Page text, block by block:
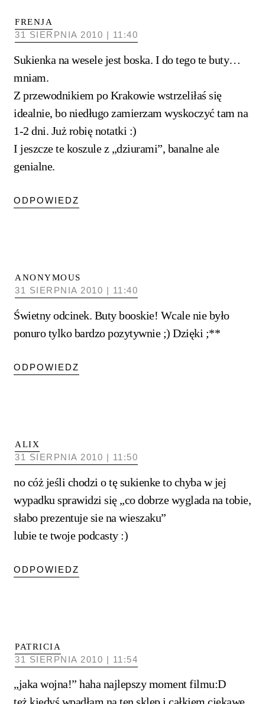
FRENJA
31 SIERPNIA 2010 | 11:40
Sukienka na wesele jest boska. I do tego te buty…
mniam.
Z przewodnikiem po Krakowie wstrzeliłaś się
idealnie, bo niedługo zamierzam wyskoczyć tam na
1-2 dni. Już robię notatki :)
I jeszcze te koszule z „dziurami”, banalne ale
genialne.
ODPOWIEDZ
ANONYMOUS
31 SIERPNIA 2010 | 11:40
Świetny odcinek. Buty booskie! Wcale nie było
ponuro tylko bardzo pozytywnie ;) Dzięki ;**
ODPOWIEDZ
ALIX
31 SIERPNIA 2010 | 11:50
no cóż jeśli chodzi o tę sukienke to chyba w jej
wypadku sprawidzi się „co dobrze wyglada na tobie,
słabo prezentuje sie na wieszaku”
lubie te twoje podcasty :)
ODPOWIEDZ
PATRICIA
31 SIERPNIA 2010 | 11:54
„jaka wojna!” haha najlepszy moment filmu:D